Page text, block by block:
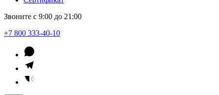
Звоните с 9:00 до 21:00
+7 800 333-40-10